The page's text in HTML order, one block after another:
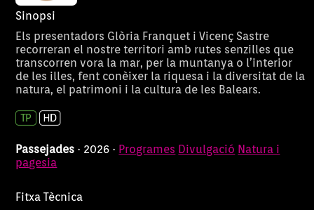
Sinopsi
Els presentadors Glòria Franquet i Vicenç Sastre
recorreran el nostre territori amb rutes senzilles que
transcorren vora la mar, per la muntanya o l’interior
de les illes, fent conèixer la riquesa i la diversitat de la
natura, el patrimoni i la cultura de les Balears.
Passejades · 2026 · Programes Divulgació Natura i
pagesia
Fitxa Tècnica